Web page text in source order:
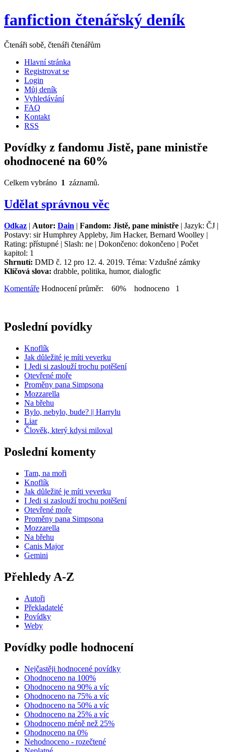
fanfiction čtenářský deník
Čtenáři sobě, čtenáři čtenářům
Hlavní stránka
Registrovat se
Login
Můj deník
Vyhledávání
FAQ
Kontakt
RSS
Povídky z fandomu Jistě, pane ministře
ohodnocené na 60%
Celkem vybráno 1 záznamů.
Udělat správnou věc
Odkaz | Autor: Dain | Fandom: Jistě, pane ministře | Jazyk: ČJ |
Postavy: sir Humphrey Appleby, Jim Hacker, Bernard Woolley |
Rating: přístupné | Slash: ne | Dokončeno: dokončeno | Počet
kapitol: 1
Shrnutí: DMD č. 12 pro 12. 4. 2019. Téma: Vzdušné zámky
Klíčová slova: drabble, politika, humor, dialogfic
Komentáře Hodnocení průměr: 60% hodnoceno 1
Poslední povídky
Knoflík
Jak důležité je míti veverku
I Jedi si zaslouží trochu potěšení
Otevřené moře
Proměny pana Simpsona
Mozzarella
Na břehu
Bylo, nebylo, bude? || Harrylu
Liar
Člověk, který kdysi miloval
Poslední komenty
Tam, na moři
Knoflík
Jak důležité je míti veverku
I Jedi si zaslouží trochu potěšení
Otevřené moře
Proměny pana Simpsona
Mozzarella
Na břehu
Canis Major
Gemini
Přehledy A-Z
Autoři
Překladatelé
Povídky
Weby
Povídky podle hodnocení
Nejčastěji hodnocené povídky
Ohodnoceno na 100%
Ohodnoceno na 90% a víc
Ohodnoceno na 75% a víc
Ohodnoceno na 50% a víc
Ohodnoceno na 25% a víc
Ohodnoceno méně než 25%
Ohodnoceno na 0%
Nehodnoceno - rozečtené